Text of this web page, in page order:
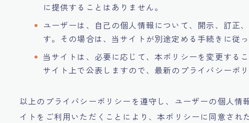
に提供することはありません。
ユーザーは、自己の個人情報について、開示、訂正
す。その場合は、当サイトが別途定める手続きに従っ
当サイトは、必要に応じて、本ポリシーを変更する
サイト上で公表しますので、最新のプライバシーポ
以上のプライバシーポリシーを遵守し、ユーザーの個人情
イトをご利用いただくことにより、本ポリシーに同意され